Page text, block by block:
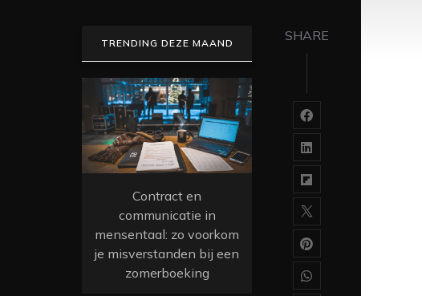
SHARE
TRENDING DEZE MAAND
Contract en
communicatie in
mensentaal: zo voorkom
je misverstanden bij een
zomerboeking